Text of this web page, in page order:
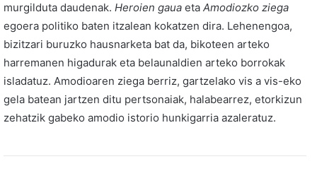
murgilduta daudenak. Heroien gaua eta Amodiozko ziega
egoera politiko baten itzalean kokatzen dira. Lehenengoa,
bizitzari buruzko hausnarketa bat da, bikoteen arteko
harremanen higadurak eta belaunaldien arteko borrokak
isladatuz. Amodioaren ziega berriz, gartzelako vis a vis-eko
gela batean jartzen ditu pertsonaiak, halabearrez, etorkizun
zehatzik gabeko amodio istorio hunkigarria azaleratuz.